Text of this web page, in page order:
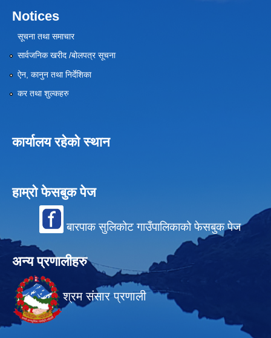
Notices
सूचना तथा समाचार
सार्वजनिक खरीद /बोलपत्र सूचना
ऐन, कानुन तथा निर्देशिका
कर तथा शुल्कहरु
कार्यालय रहेको स्थान
हाम्रो फेसबुक पेज
बारपाक सुलिकोट गाउँपालिकाको फेसबुक पेज
अन्य प्रणालीहरु
श्रम संसार प्रणाली